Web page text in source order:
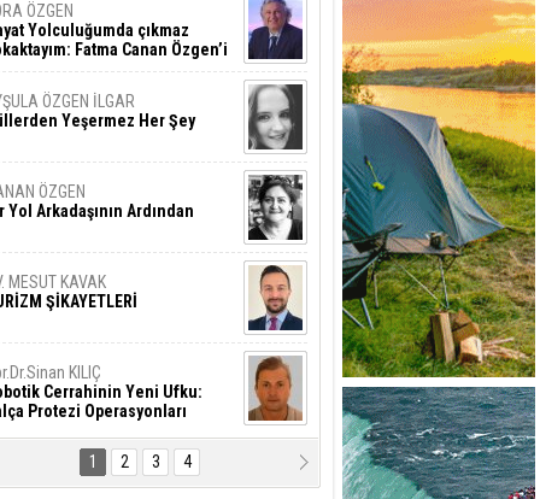
ÖZGEN
Yolculuğumda çıkmaz
Fatma Canan Özgen’i
ÖZGEN İLGAR
Yeşermez Her Şey
ÖZGEN
Yol Arkadaşının Ardından
MESUT KAVAK
ŞİKAYETLERİ
KILIÇ
Cerrahinin Yeni Ufku:
Protezi Operasyonları
BAŞAN
Şaşırmayacağız
1 2 3 4